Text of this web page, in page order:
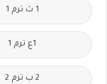
1 ث ترم 1
1ع ترم 1
2 ب ترم 2